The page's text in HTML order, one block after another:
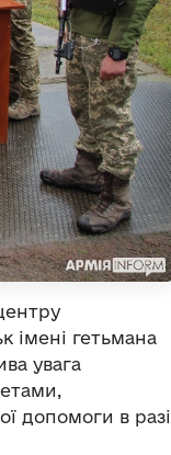
імені гетьмана
увага
допомоги в разі